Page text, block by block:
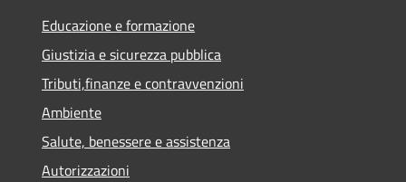
Educazione e formazione
Giustizia e sicurezza pubblica
Tributi,finanze e contravvenzioni
Ambiente
Salute, benessere e assistenza
Autorizzazioni